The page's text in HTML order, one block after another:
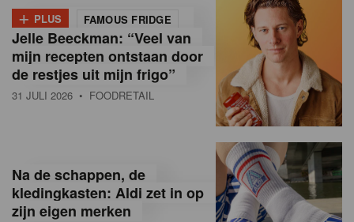
+ PLUS FAMOUS FRIDGE
Jelle Beeckman: “Veel van
mijn recepten ontstaan door
de restjes uit mijn frigo”
31 JULI 2026 • FOODRETAIL
Na de schappen, de
kledingkasten: Aldi zet in op
zijn eigen merken